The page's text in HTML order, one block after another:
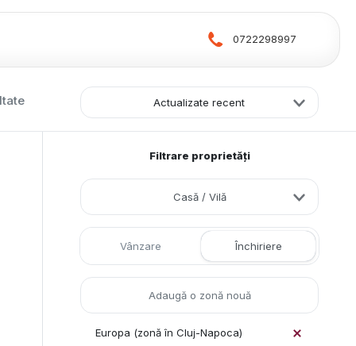
0722298997
Actualizate recent
Filtrare proprietăți
Casă / Vilă
Vânzare Închiriere
Europa (zonă în Cluj-Napoca)